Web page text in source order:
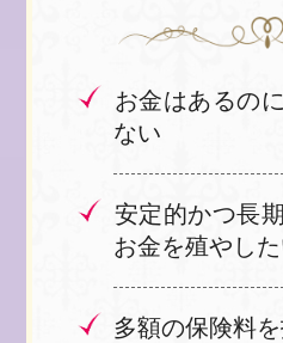
※プライバシーポリ
客様の個人情報を第
※ご登録いただいた
式会社株式会社 Ｂｒ
ｔ Ｌｉｆｅ 高道明
情報を配信させてい
(メルマガの解除はメ
お金はあるの
ない
安定的かつ長
お金を殖やし
多額の保険料